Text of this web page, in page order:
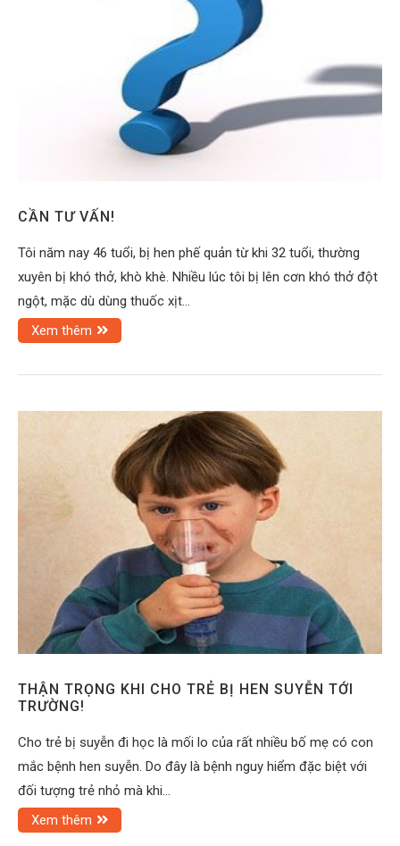
CẦN TƯ VẤN!
Tôi năm nay 46 tuổi, bị hen phế quản từ khi 32 tuổi, thường
xuyên bị khó thở, khò khè. Nhiều lúc tôi bị lên cơn khó thở đột
ngột, mặc dù dùng thuốc xịt…
Xem thêm
THẬN TRỌNG KHI CHO TRẺ BỊ HEN SUYỄN TỚI
TRƯỜNG!
Cho trẻ bị suyễn đi học là mối lo của rất nhiều bố mẹ có con
mắc bệnh hen suyễn. Do đây là bệnh nguy hiểm đặc biệt với
đối tượng trẻ nhỏ mà khi…
Xem thêm